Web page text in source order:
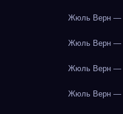
Жюль Верн —
Жюль Верн —
Жюль Верн —
Жюль Верн —